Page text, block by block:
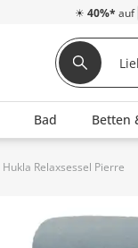
☀ 40%* auf
Bad Betten
Hukla Relaxsessel Pierre